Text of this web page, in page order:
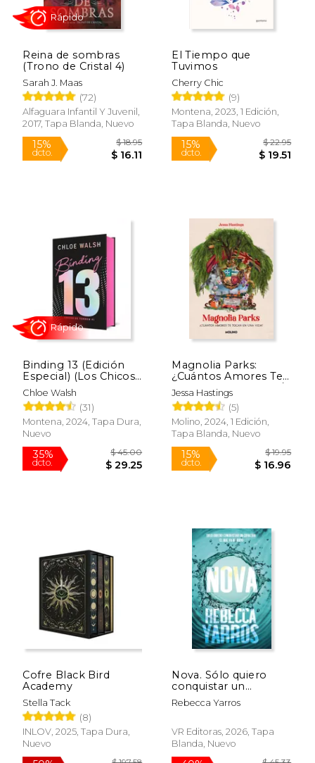
$ 18.66 dcto.
Reina de sombras
(Trono de Cristal 4)
Sarah J. Maas
(72)
Alfaguara Infantil Y Juvenil,
2017, Tapa Blanda, Nuevo
15%
dcto.
Rápido
El Tiempo que
Tuvimos
Cherry Chic
(9)
Montena, 2023, 1 Edición,
Tapa Blanda, Nuevo
15%
dcto.
Binding 13 (Edición
Especial) (Los Chicos
de Tommen 1): El
Sports Romance más
Épico, Emocional y
Adictivo de Tiktok
Chloe Walsh
(31)
Montena, 2024, Tapa Dura,
Nuevo
Rápido
Magnolia Parks:
¿Cuántos Amores Te
Tocan En Una Vida? /
Magnolia Parks: How
Many Loves Do You
Get in a Lifetime?
Jessa Hastings
(5)
Molino, 2024, 1 Edición,
Tapa Blanda, Nuevo
Cofre Black Bird
Academy
Stella Tack
(8)
INLOV, 2025, Tapa Dura,
Nuevo
Nova. Sólo quiero
conquistar un
corazón: El que ya he
roto
Rebecca Yarros
VR Editoras, 2026, Tapa
Blanda, Nuevo